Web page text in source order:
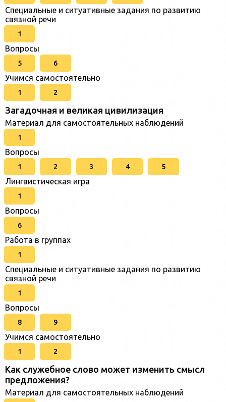
Специальные и ситуативные задания по развитию
связной речи
1
Вопросы
5 6
Учимся самостоятельно
1 2
Загадочная и великая цивилизация
Материал для самостоятельных наблюдений
1
Вопросы
1 2 3 4 5
Лингвистическая игра
1
Вопросы
6
Работа в группах
1
Специальные и ситуативные задания по развитию
связной речи
1
Вопросы
8 9
Учимся самостоятельно
1 2
Как служебное слово может изменить смысл
предложения?
Материал для самостоятельных наблюдений